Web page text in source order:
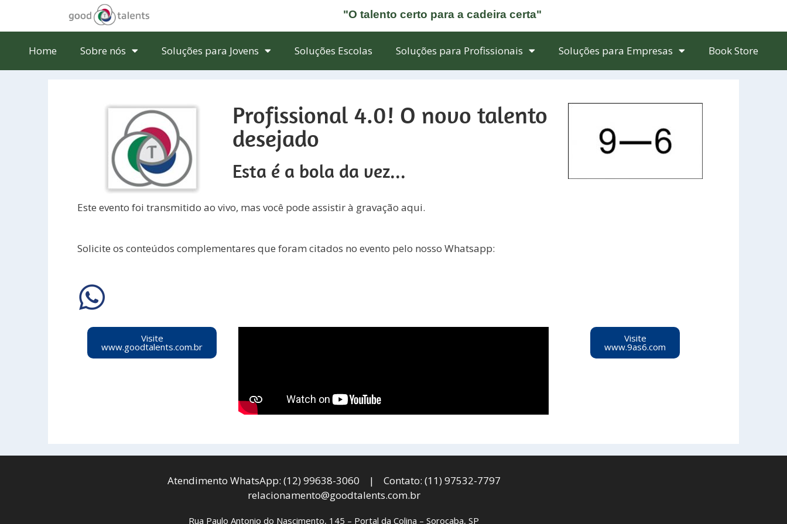
"O talento certo para a cadeira certa"
Home Sobre nós Soluções para Jovens Soluções Escolas Soluções para Profissionais Soluções para Empresas Book Store
Profissional 4.0! O novo talento
desejado
Esta é a bola da vez...
Este evento foi transmitido ao vivo, mas você pode assistir à gravação aqui.
Solicite os conteúdos complementares que foram citados no evento pelo nosso Whatsapp:
Visite
www.goodtalents.com.br
Visite
www.9as6.com
Atendimento WhatsApp: (12) 99638-3060 | Contato: (11) 97532-7797
relacionamento@goodtalents.com.br
Rua Paulo Antonio do Nascimento, 145 – Portal da Colina – Sorocaba, SP